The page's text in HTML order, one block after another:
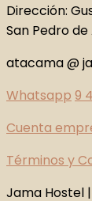
Dirección:
San Pedro
atacama @
Whatsapp 9
Cuenta
Términos y
Jama Hostel